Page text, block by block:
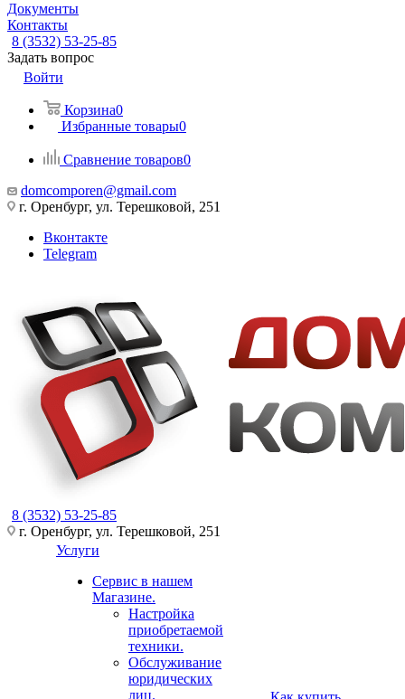
Документы
Контакты
8 (3532) 53-25-85
Задать вопрос
Войти
Корзина0
Избранные товары0
Сравнение товаров0
domcomporen@gmail.com
г. Оренбург, ул. Терешковой, 251
Вконтакте
Telegram
8 (3532) 53-25-85
г. Оренбург, ул. Терешковой, 251
Услуги
Сервис в нашем
Магазине.
Настройка
приобретаемой
техники.
Обслуживание
юридических
лиц.